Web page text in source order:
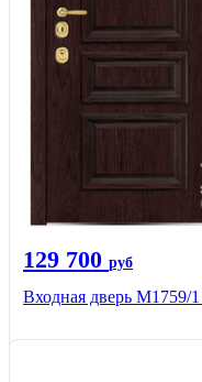
129 700 руб
Входная дверь М1759/